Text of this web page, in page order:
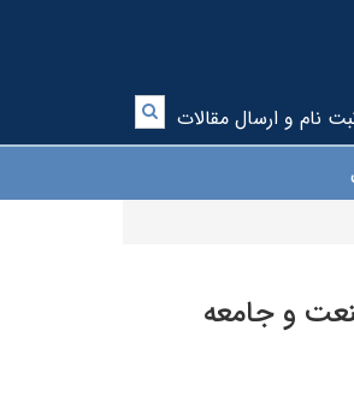
نام و ارسال مقالات
و جامعه